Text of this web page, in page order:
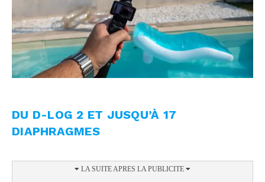
DU D-LOG 2 ET JUSQU’À 17
DIAPHRAGMES